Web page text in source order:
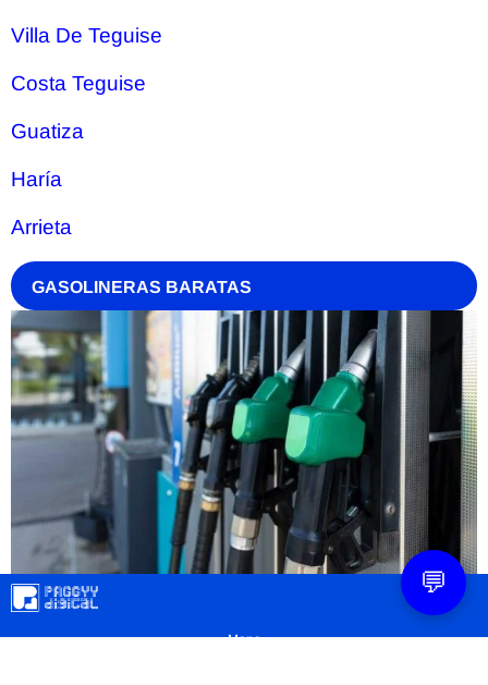
Villa De Teguise
Costa Teguise
Guatiza
Haría
Arrieta
GASOLINERAS BARATAS
Mapa
💬